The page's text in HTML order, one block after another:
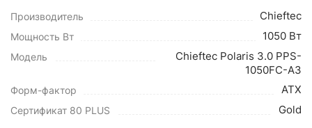
Производитель Chieftec
Мощность Вт 1050 Вт
Модель
Chieftec Polaris 3.0 PPS-
1050FC-A3
Форм-фактор ATX
Сертификат 80 PLUS Gold